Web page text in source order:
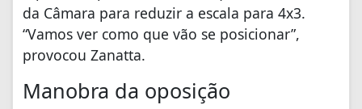
da Câmara para reduzir a escala para 4x3.
“Vamos ver como que vão se posicionar”,
provocou Zanatta.
Manobra da oposição